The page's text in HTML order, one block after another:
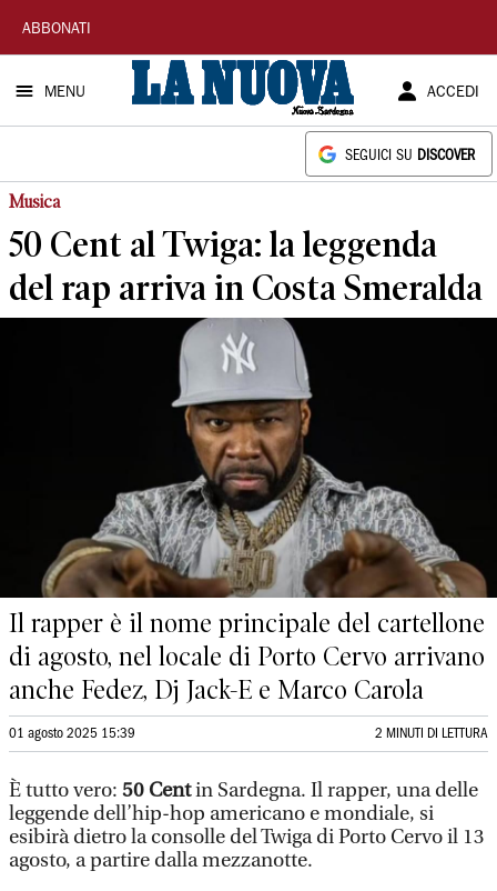
La
Nuova
Sardegna
ABBONATI
MENU ACCEDI
SEGUICI SU DISCOVER
Musica
50 Cent al Twiga: la leggenda
del rap arriva in Costa Smeralda
Il rapper è il nome principale del cartellone
di agosto, nel locale di Porto Cervo arrivano
anche Fedez, Dj Jack-E e Marco Carola
01 agosto 2025 15:39 2 MINUTI DI LETTURA
È tutto vero: 50 Centin Sardegna. Il rapper, una delle
leggende dell’hip-hop americano e mondiale, si
esibirà dietro la consolle del Twiga di Porto Cervo il 13
agosto, a partire dalla mezzanotte.